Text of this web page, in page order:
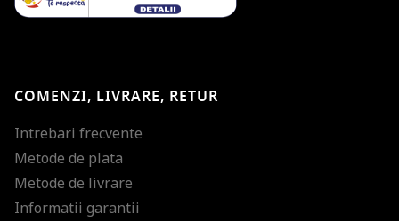
COMENZI, LIVRARE, RETUR
Intrebari frecvente
Metode de plata
Metode de livrare
Informatii garantii